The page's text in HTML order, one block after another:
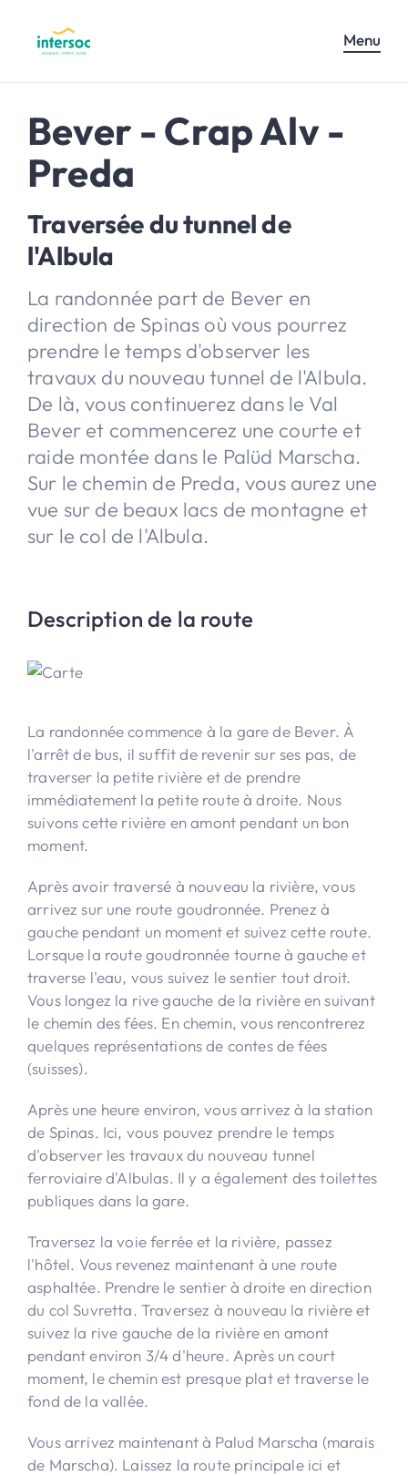
Menu
Bever - Crap Alv -
Preda
Traversée du tunnel de
l'Albula
La randonnée part de Bever en
direction de Spinas où vous pourrez
prendre le temps d'observer les
travaux du nouveau tunnel de l'Albula.
De là, vous continuerez dans le Val
Bever et commencerez une courte et
raide montée dans le Palüd Marscha.
Sur le chemin de Preda, vous aurez une
vue sur de beaux lacs de montagne et
sur le col de l'Albula.
Description de la route
La randonnée commence à la gare de Bever. À
l'arrêt de bus, il suffit de revenir sur ses pas, de
traverser la petite rivière et de prendre
immédiatement la petite route à droite. Nous
suivons cette rivière en amont pendant un bon
moment.
Après avoir traversé à nouveau la rivière, vous
arrivez sur une route goudronnée. Prenez à
gauche pendant un moment et suivez cette route.
Lorsque la route goudronnée tourne à gauche et
traverse l'eau, vous suivez le sentier tout droit.
Vous longez la rive gauche de la rivière en suivant
le chemin des fées. En chemin, vous rencontrerez
quelques représentations de contes de fées
(suisses).
Après une heure environ, vous arrivez à la station
de Spinas. Ici, vous pouvez prendre le temps
d'observer les travaux du nouveau tunnel
ferroviaire d'Albulas. Il y a également des toilettes
publiques dans la gare.
Traversez la voie ferrée et la rivière, passez
l'hôtel. Vous revenez maintenant à une route
asphaltée. Prendre le sentier à droite en direction
du col Suvretta. Traversez à nouveau la rivière et
suivez la rive gauche de la rivière en amont
pendant environ 3/4 d'heure. Après un court
moment, le chemin est presque plat et traverse le
fond de la vallée.
Vous arrivez maintenant à Palud Marscha (marais
de Marscha). Laissez la route principale ici et